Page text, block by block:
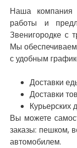
Наша компания
работы и
Звенигородке с
Мы
с удобным
Доставки
Доставки
Курьерских
Вы можете
заказы: пешком,
автомобилем.
Нежин
Никитинцы
Николаев
Никополь
Новоселки
Нововолынск
Обухов
Обуховка
Одесса
Острог